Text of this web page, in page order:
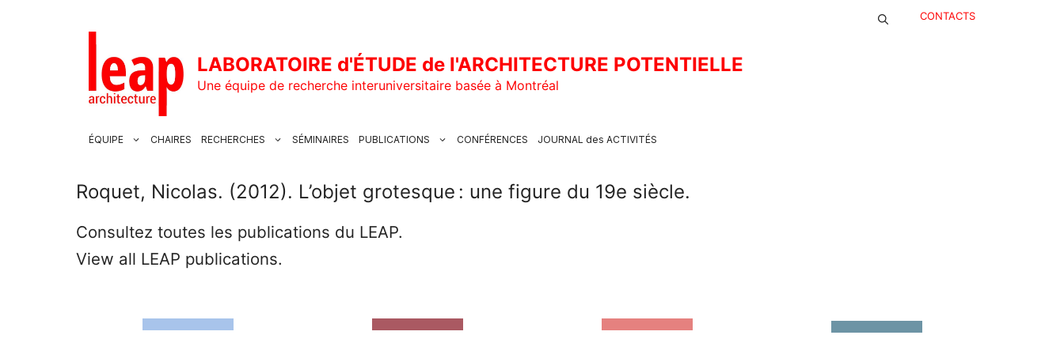
CONTACTS
LABORATOIRE d'ÉTUDE de l'ARCHITECTURE POTENTIELLE
Une équipe de recherche interuniversitaire basée à Montréal
ÉQUIPE CHAIRES RECHERCHES SÉMINAIRES PUBLICATIONS CONFÉRENCES JOURNAL des ACTIVITÉS
Roquet, Nicolas. (2012). L’objet grotesque : une figure du 19e siècle.
Consultez toutes les publications du LEAP.
View all LEAP publications.